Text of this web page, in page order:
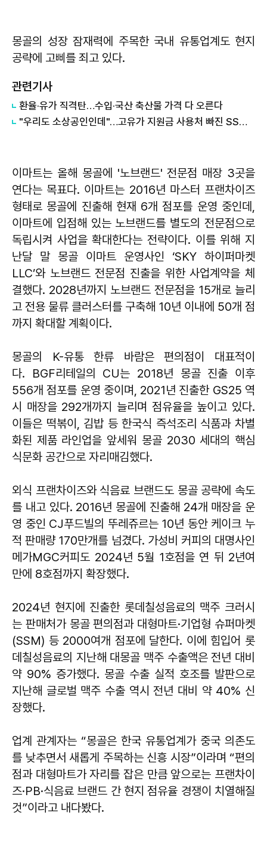
몽골의 성장 잠재력에 주목한 국내 유통업계도 현지
공략에 고삐를 죄고 있다.
관련기사
환율·유가 직격탄…수입·국산 축산물 가격 다 오른다
"우리도 소상공인인데"…고유가 지원금 사용처 빠진 SSM '울상'
이마트는 올해 몽골에 '노브랜드' 전문점 매장 3곳을
연다는 목표다. 이마트는 2016년 마스터 프랜차이즈
형태로 몽골에 진출해 현재 6개 점포를 운영 중인데,
이마트에 입점해 있는 노브랜드를 별도의 전문점으로
독립시켜 사업을 확대한다는 전략이다. 이를 위해 지
난달 말 몽골 이마트 운영사인 ‘SKY 하이퍼마켓
LLC’와 노브랜드 전문점 진출을 위한 사업계약을 체
결했다. 2028년까지 노브랜드 전문점을 15개로 늘리
고 전용 물류 클러스터를 구축해 10년 이내에 50개 점
까지 확대할 계획이다.
몽골의 K-유통 한류 바람은 편의점이 대표적이
다. BGF리테일의 CU는 2018년 몽골 진출 이후
556개 점포를 운영 중이며, 2021년 진출한 GS25 역
시 매장을 292개까지 늘리며 점유율을 높이고 있다.
이들은 떡볶이, 김밥 등 한국식 즉석조리 식품과 차별
화된 제품 라인업을 앞세워 몽골 2030 세대의 핵심
식문화 공간으로 자리매김했다.
외식 프랜차이즈와 식음료 브랜드도 몽골 공략에 속도
를 내고 있다. 2016년 몽골에 진출해 24개 매장을 운
영 중인 CJ푸드빌의 뚜레쥬르는 10년 동안 케이크 누
적 판매량 170만개를 넘겼다. 가성비 커피의 대명사인
메가MGC커피도 2024년 5월 1호점을 연 뒤 2년여
만에 8호점까지 확장했다.
2024년 현지에 진출한 롯데칠성음료의 맥주 크러시
는 판매처가 몽골 편의점과 대형마트·기업형 슈퍼마켓
(SSM) 등 2000여개 점포에 달한다. 이에 힘입어 롯
데칠성음료의 지난해 대몽골 맥주 수출액은 전년 대비
약 90% 증가했다. 몽골 수출 실적 호조를 발판으로
지난해 글로벌 맥주 수출 역시 전년 대비 약 40% 신
장했다.
업계 관계자는 “몽골은 한국 유통업계가 중국 의존도
를 낮추면서 새롭게 주목하는 신흥 시장”이라며 “편의
점과 대형마트가 자리를 잡은 만큼 앞으로는 프랜차이
즈·PB·식음료 브랜드 간 현지 점유율 경쟁이 치열해질
것”이라고 내다봤다.